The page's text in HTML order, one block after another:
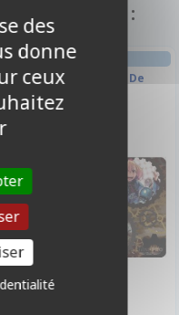
également :
TAPIS DE JEU
60x35cm - Souvenirs De
Mariabella
des
donne
ceux